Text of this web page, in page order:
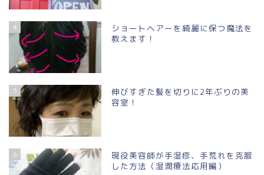
4
ショートヘアーを綺麗に保つ魔法を
教えます！
5
伸びすぎた髪を切りに2年ぶりの美
容室！
6
現役美容師が手湿疹、手荒れを克服
した方法（湿潤療法応用編）